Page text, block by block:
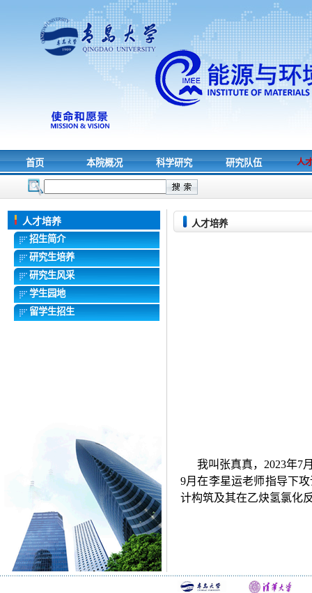
首页 本院概况 科学研究 研究队伍 人
人才培养
招生简介
研究生培养
研究生风采
学生园地
留学生招生
人才培养
我叫张真真， 2023年7
9月在李星运老师指导下
计构筑及其在乙炔氢氯化